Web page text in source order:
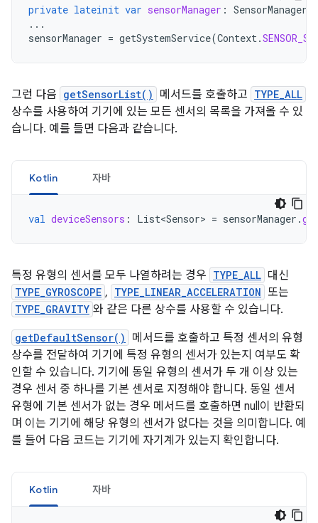
private lateinit var sensorManager : SensorManager
...
sensorManager = getSystemService(Context.
그런 다음 getSensorList() 메서드를 호출하고 TYPE_ALL
상수를 사용하여 기기에 있는 모든 센서의 목록을 가져올 수 있
습니다. 예를 들면 다음과 같습니다.
Kotlin 자바
val deviceSensors : List<Sensor> = sensorManager .
특정 유형의 센서를 모두 나열하려는 경우 TYPE_ALL 대신
TYPE_GYROSCOPE , TYPE_LINEAR_ACCELERATION 또는
TYPE_GRAVITY 와 같은 다른 상수를 사용할 수 있습니다.
getDefaultSensor()
메서드를 호출하고 특정 센서의 유형
상수를 전달하여 기기에 특정 유형의 센서가 있는지 여부도 확
인할 수 있습니다. 기기에 동일 유형의 센서가 두 개 이상 있는
경우 센서 중 하나를 기본 센서로 지정해야 합니다. 동일 센서
유형에 기본 센서가 없는 경우 메서드를 호출하면 null이 반환되
며 이는 기기에 해당 유형의 센서가 없다는 것을 의미합니다. 예
를 들어 다음 코드는 기기에 자기계가 있는지 확인합니다.
Kotlin 자바